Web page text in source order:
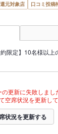
元対象店
口コミ投稿
限定】10名様以上
更新に失敗しまし
空席状況を更新して
状況を更新する